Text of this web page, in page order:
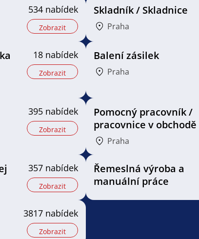
534 nabídek
Zobrazit
Skladník / Skladnice
Praha
18 nabídek
Zobrazit
Balení zásilek
Praha
395 nabídek
Zobrazit
Pomocný pracovník /
pracovnice v obchodě
Praha
357 nabídek
Zobrazit
Řemeslná výroba a
manuální práce
3817 nabídek
Zobrazit